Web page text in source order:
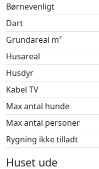
Børnevenligt
Dart
Grundareal m²
Husareal
Husdyr
Kabel TV
Max antal hunde
Max antal personer
Rygning ikke tilladt
Huset ude